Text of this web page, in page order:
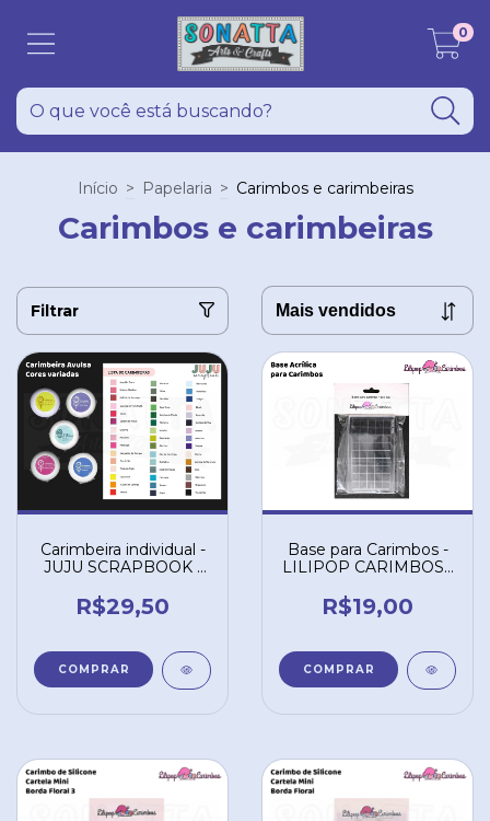
0
Início > Papelaria > Carimbos e carimbeiras
Carimbos e carimbeiras
Filtrar
Carimbeira individual -
JUJU SCRAPBOOK -
R$29,50
COMPRAR
Base para Carimbos -
LILIPOP CARIMBOS -
R$19,00